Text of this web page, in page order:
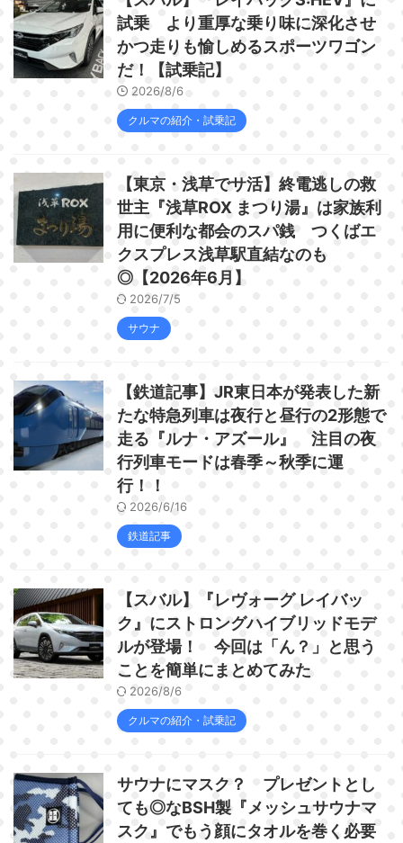
試乗 より重厚な乗り味に深化させ
かつ走りも愉しめるスポーツワゴン
だ！【試乗記】
2026/8/6
クルマの紹介・試乗記
【東京・浅草でサ活】終電逃しの救
世主『浅草ROX まつり湯』は家族利
用に便利な都会のスパ銭 つくばエ
クスプレス浅草駅直結なのも
◎【2026年6月】
2026/7/5
サウナ
【鉄道記事】JR東日本が発表した新
たな特急列車は夜行と昼行の2形態で
走る『ルナ・アズール』 注目の夜
行列車モードは春季～秋季に運
行！！
2026/6/16
鉄道記事
【スバル】『レヴォーグ レイバッ
ク』にストロングハイブリッドモデ
ルが登場！ 今回は「ん？」と思う
ことを簡単にまとめてみた
2026/8/6
クルマの紹介・試乗記
サウナにマスク？ プレゼントとし
ても◎なBSH製『メッシュサウナマ
スク』でもう顔にタオルを巻く必要